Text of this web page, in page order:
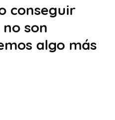
conseguir
son
algo más